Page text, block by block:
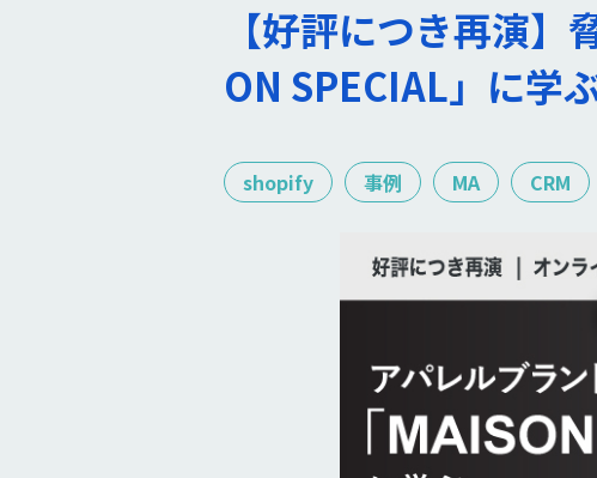
【好評につき再演
ON SPECIAL」に学
shopify 事例 MA CRM